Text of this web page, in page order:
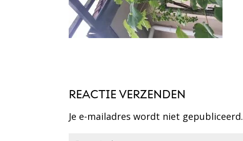
REACTIE VERZENDEN
Je e-mailadres wordt niet gepubliceerd.